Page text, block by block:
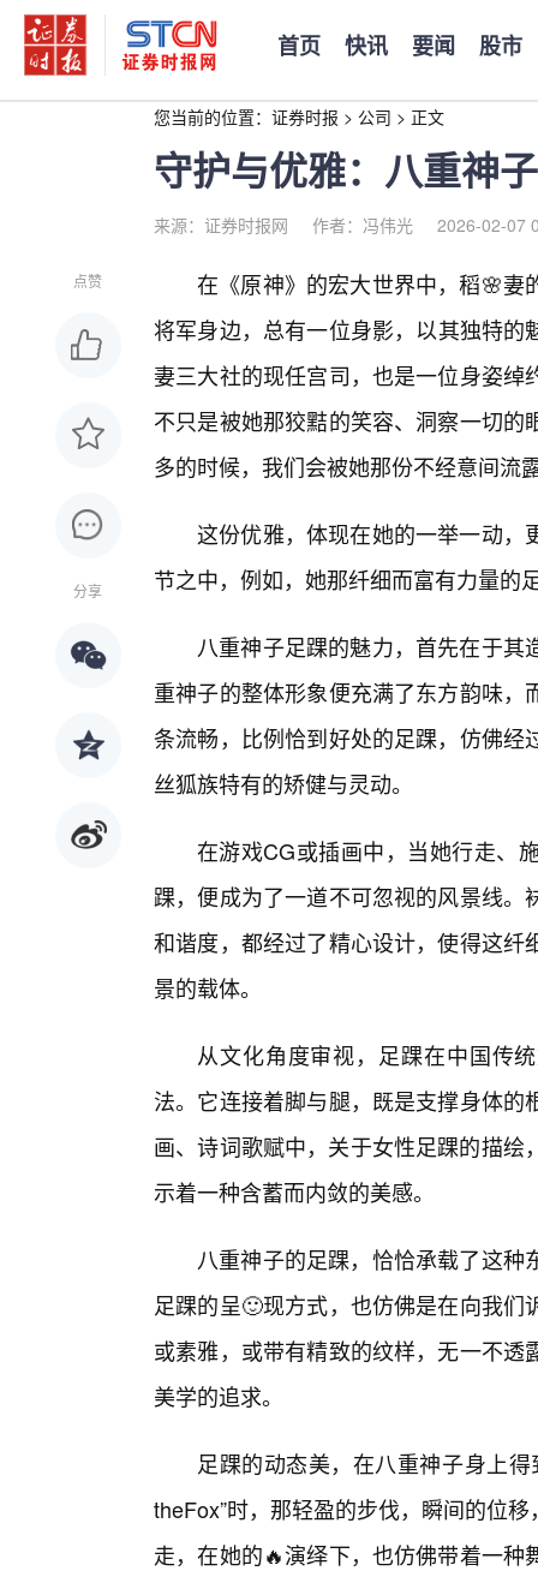
首页 快讯 要闻 股市
您当前的位置： 证券时报 > 公司 > 正文
守护与优雅：八重神
来源：证券时报网 作者：冯伟光 2026-02-07
点赞
分享
在《原神》的宏大世界中，稻🌸妻
将军身边，总有一位身影，以其独特
妻三大社的现任宫司，也是一位身姿
不只是被她那狡黠的笑容、洞察一切
多的时候，我们会被她那份不经意间流
这份优雅，体现在她的一举一动，
节之中，例如，她那纤细而富有力量的
八重神子足踝的魅力，首先在于
重神子的整体形象便充满了东方韵味
条流畅，比例恰到好处的足踝，仿佛
丝狐族特有的矫健与灵动。
在游戏CG或插画中，当她行走、
踝，便成为了一道不可忽视的风景线
和谐度，都经过了精心设计，使得这
景的载体。
从文化角度审视，足踝在中国传
法。它连接着脚与腿，既是支撑身体
画、诗词歌赋中，关于女性足踝的描绘
示着一种含蓄而内敛的美感。
八重神子的足踝，恰恰承载了这
足踝的呈🙂现方式，也仿佛是在向我
或素雅，或带有精致的纹样，无一不
美学的追求。
足踝的动态美，在八重神子身上
theFox”时，那轻盈的步伐，瞬间的位
走，在她的🔥演绎下，也仿佛带着一